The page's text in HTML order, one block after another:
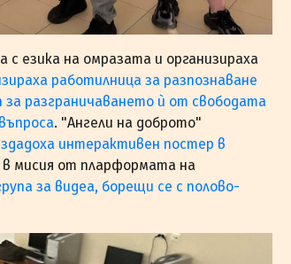
с езика на омразата и организираха
работилница за разпознаване
за разграничаването ѝ от свободата
. "Ангели на доброто"
интерактивен постер в
мисия от пларформата на
за видеа, борещи се с полово-